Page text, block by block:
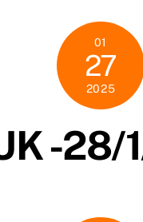
01
27
2025
-28/